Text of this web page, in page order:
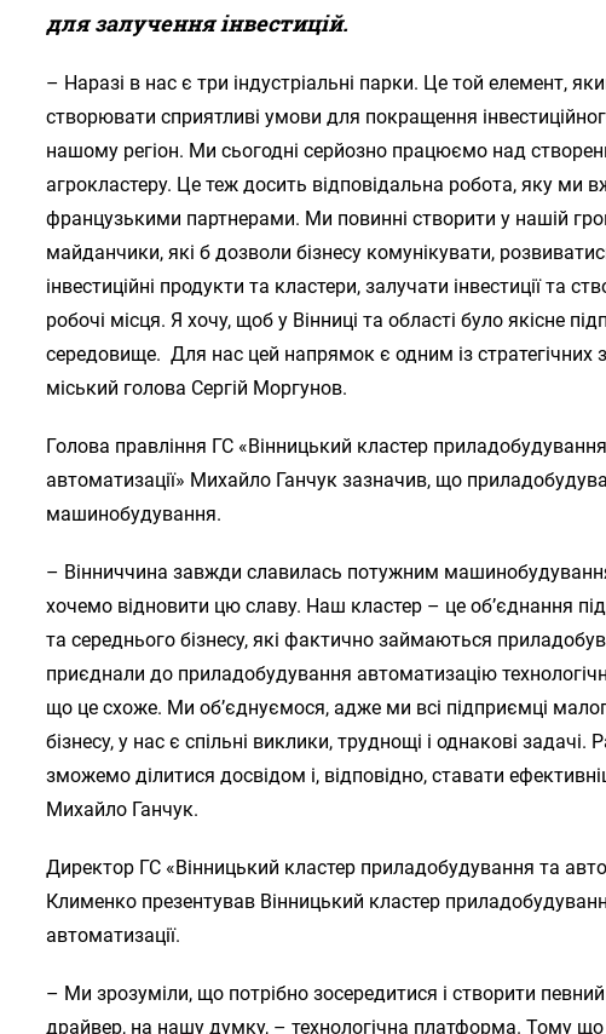
для залучення інвестицій.
– Наразі в нас є три індустріальні парки. Це той елемент,
створювати сприятливі умови для покращення
нашому регіон. Ми сьогодні серйозно працюємо над
агрокластеру. Це теж досить відповідальна робота, яку ми
французькими партнерами. Ми повинні створити у нашій
майданчики, які б дозволи бізнесу комунікувати,
інвестиційні продукти та кластери, залучати інвестиції та
робочі місця. Я хочу, щоб у Вінниці та області було якісне
середовище. Для нас цей напрямок є одним із стратегічних
міський голова Сергій Моргунов.
Голова правління ГС «Вінницький кластер
автоматизації» Михайло Ганчук зазначив, що
машинобудування.
– Вінниччина завжди славилась потужним
хочемо відновити цю славу. Наш кластер – це об’єднання
та середнього бізнесу, які фактично займаються
приєднали до приладобудування автоматизацію
що це схоже. Ми об’єднуємося, адже ми всі підприємці
бізнесу, у нас є спільні виклики, труднощі і однакові задачі.
зможемо ділитися досвідом і, відповідно, ставати
Михайло Ганчук.
Директор ГС «Вінницький кластер приладобудування та
Клименко презентував Вінницький кластер
автоматизації.
– Ми зрозуміли, що потрібно зосередитися і створити
драйвер, на нашу думку, – технологічна платформа. Тому що